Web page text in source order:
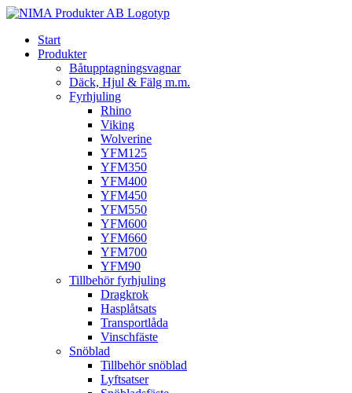
Fortsätt
innehållet
Start
Produkter
Båtupptagningsvagnar
Däck, Hjul & Fälg m.m.
Fyrhjuling
Rhino
Viking
Wolverine
YFM125
YFM350
YFM400
YFM450
YFM550
YFM600
YFM660
YFM700
YFM90
Tillbehör fyrhjuling
Dragkrok
Hasplåtsats
Transportlåda
Vinschfäste
Snöblad
Tillbehör snöblad
Lyftsatser